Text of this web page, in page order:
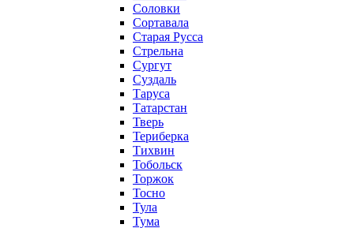
Соловки
Сортавала
Старая Русса
Стрельна
Сургут
Суздаль
Таруса
Татарстан
Тверь
Териберка
Тихвин
Тобольск
Торжок
Тосно
Тула
Тума